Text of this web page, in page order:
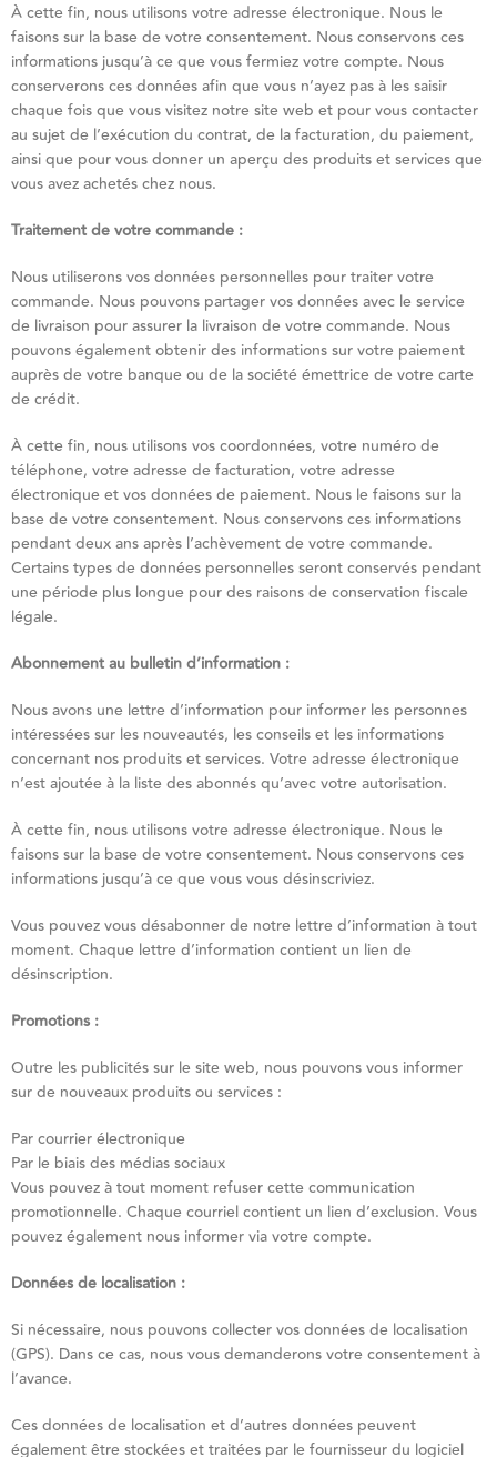
À cette fin, nous utilisons votre adresse électronique. Nous le
faisons sur la base de votre consentement. Nous conservons ces
informations jusqu’à ce que vous fermiez votre compte. Nous
conserverons ces données afin que vous n’ayez pas à les saisir
chaque fois que vous visitez notre site web et pour vous contacter
au sujet de l’exécution du contrat, de la facturation, du paiement,
ainsi que pour vous donner un aperçu des produits et services que
vous avez achetés chez nous.
Traitement de votre commande :
Nous utiliserons vos données personnelles pour traiter votre
commande. Nous pouvons partager vos données avec le service
de livraison pour assurer la livraison de votre commande. Nous
pouvons également obtenir des informations sur votre paiement
auprès de votre banque ou de la société émettrice de votre carte
de crédit.
À cette fin, nous utilisons vos coordonnées, votre numéro de
téléphone, votre adresse de facturation, votre adresse
électronique et vos données de paiement. Nous le faisons sur la
base de votre consentement. Nous conservons ces informations
pendant deux ans après l’achèvement de votre commande.
Certains types de données personnelles seront conservés pendant
une période plus longue pour des raisons de conservation fiscale
légale.
Abonnement au bulletin d’information :
Nous avons une lettre d’information pour informer les personnes
intéressées sur les nouveautés, les conseils et les informations
concernant nos produits et services. Votre adresse électronique
n’est ajoutée à la liste des abonnés qu’avec votre autorisation.
À cette fin, nous utilisons votre adresse électronique. Nous le
faisons sur la base de votre consentement. Nous conservons ces
informations jusqu’à ce que vous vous désinscriviez.
Vous pouvez vous désabonner de notre lettre d’information à tout
moment. Chaque lettre d’information contient un lien de
désinscription.
Promotions :
Outre les publicités sur le site web, nous pouvons vous informer
sur de nouveaux produits ou services :
Par courrier électronique
Par le biais des médias sociaux
Vous pouvez à tout moment refuser cette communication
promotionnelle. Chaque courriel contient un lien d’exclusion. Vous
pouvez également nous informer via votre compte.
Données de localisation :
Si nécessaire, nous pouvons collecter vos données de localisation
(GPS). Dans ce cas, nous vous demanderons votre consentement à
l’avance.
Ces données de localisation et d’autres données peuvent
également être stockées et traitées par le fournisseur du logiciel